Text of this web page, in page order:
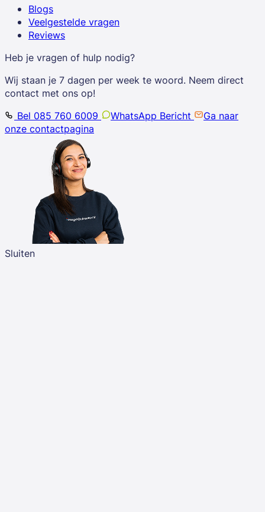
Blogs
Veelgestelde vragen
Reviews
Heb je vragen of hulp nodig?
Wij staan je 7 dagen per week te woord. Neem direct
contact met ons op!
Bel 085 760 6009
WhatsApp Bericht
Ga naar
onze contactpagina
Sluiten